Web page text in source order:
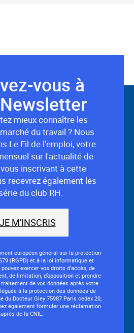
vous à
mieux connaître les
du travail ? Nous
Le Fil de l’emploi, votre
sur l'actualité de
inscrivant à cette
recevrez également les
du club RH.
JE M'INSCRIS
européen général sur la protection
(RGPD) et à la loi informatique et
exercer vos droits d’accès, de
de limitation, d’opposition et prendre
de vos données après votre
à la protection des données de
du Docteur Gley 75987 Paris cedex 20,
également formuler une réclamation
de la CNIL.